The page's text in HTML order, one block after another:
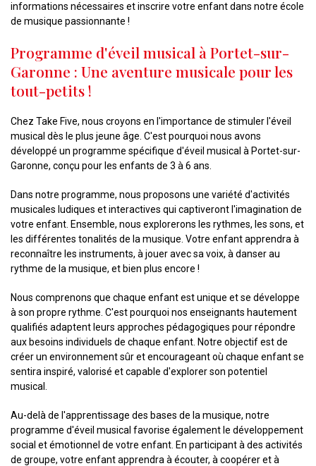
informations nécessaires et inscrire votre enfant dans notre école
de musique passionnante !
Programme d'éveil musical à Portet-sur-
Garonne : Une aventure musicale pour les
tout-petits !
Chez Take Five, nous croyons en l'importance de stimuler l'éveil
musical dès le plus jeune âge. C'est pourquoi nous avons
développé un programme spécifique d'éveil musical à Portet-sur-
Garonne, conçu pour les enfants de 3 à 6 ans.
Dans notre programme, nous proposons une variété d'activités
musicales ludiques et interactives qui captiveront l'imagination de
votre enfant. Ensemble, nous explorerons les rythmes, les sons, et
les différentes tonalités de la musique. Votre enfant apprendra à
reconnaître les instruments, à jouer avec sa voix, à danser au
rythme de la musique, et bien plus encore !
Nous comprenons que chaque enfant est unique et se développe
à son propre rythme. C'est pourquoi nos enseignants hautement
qualifiés adaptent leurs approches pédagogiques pour répondre
aux besoins individuels de chaque enfant. Notre objectif est de
créer un environnement sûr et encourageant où chaque enfant se
sentira inspiré, valorisé et capable d'explorer son potentiel
musical.
Au-delà de l'apprentissage des bases de la musique, notre
programme d'éveil musical favorise également le développement
social et émotionnel de votre enfant. En participant à des activités
de groupe, votre enfant apprendra à écouter, à coopérer et à